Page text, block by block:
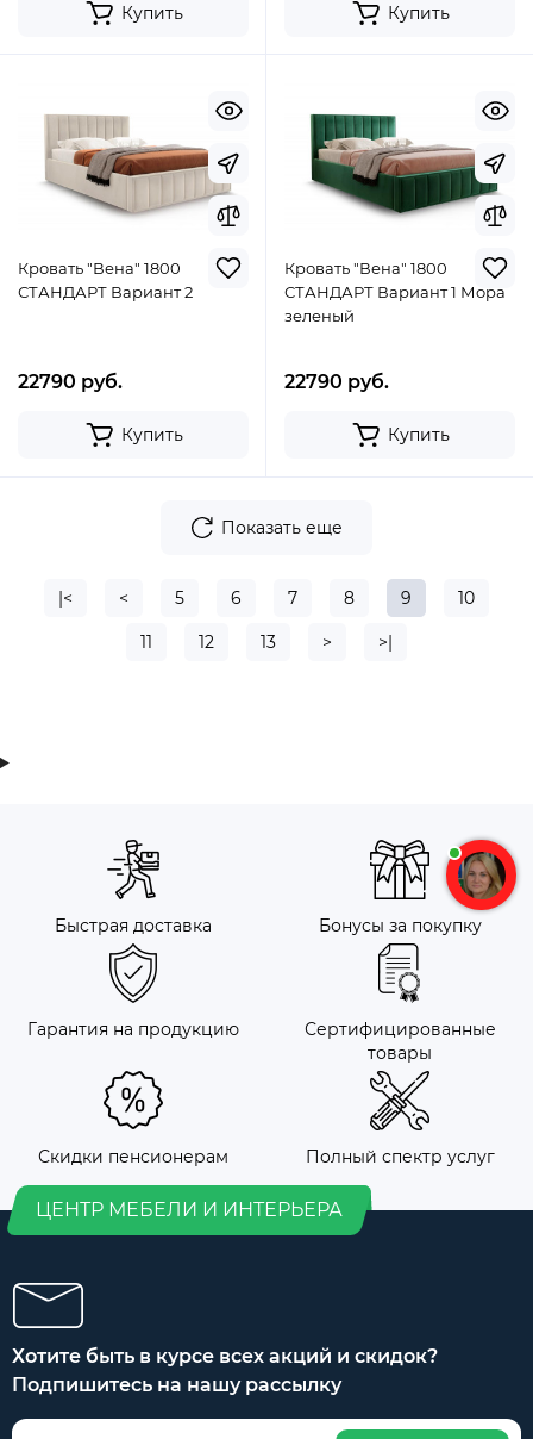
Купить Купить
Кровать "Вена" 1800
СТАНДАРТ Вариант 2
22790 руб.
Купить
Кровать "Вена" 1800
СТАНДАРТ Вариант 1 Мора
зеленый
22790 руб.
Купить
Показать еще
|< < 5 6 7 8 9 10
11 12 13 > >|
Быстрая доставка Бонусы за покупку
Гарантия на продукцию
Сертифицированные
товары
Скидки пенсионерам Полный спектр услуг
ЦЕНТР МЕБЕЛИ И ИНТЕРЬЕРА
Хотите быть в курсе всех акций и скидок?
Подпишитесь на нашу рассылку